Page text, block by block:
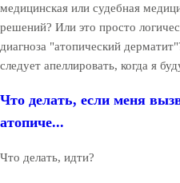
медицинская или судебная
решений? Или это просто
диагноза "атопический
следует апеллировать, когда я
Что делать, если меня
атопиче...
Что делать, идти?